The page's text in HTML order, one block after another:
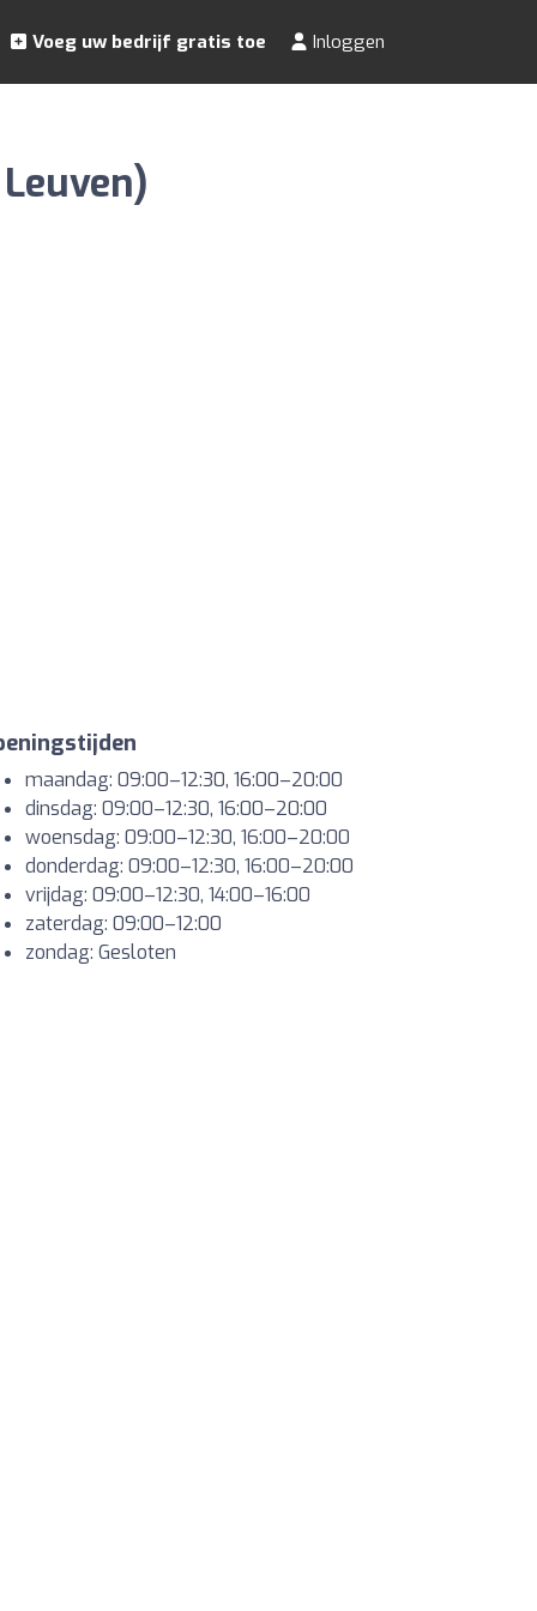
Voeg uw bedrijf gratis toe Inloggen
maandag: 09:00–12:30, 16:00–20:00
dinsdag: 09:00–12:30, 16:00–20:00
woensdag: 09:00–12:30, 16:00–20:00
donderdag: 09:00–12:30, 16:00–20:00
vrijdag: 09:00–12:30, 14:00–16:00
zaterdag: 09:00–12:00
zondag: Gesloten